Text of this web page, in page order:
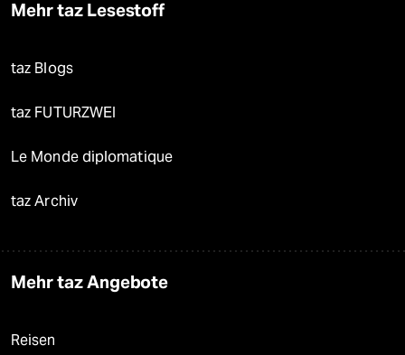
Mehr taz Lesestoff
taz Blogs
taz FUTURZWEI
Le Monde diplomatique
taz Archiv
Mehr taz Angebote
Reisen